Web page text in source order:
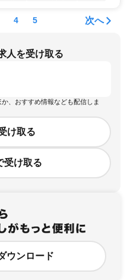
4 5 次へ
人を受け取る
、おすすめ情報なども配信しま
け取る
受け取る
ウンロード